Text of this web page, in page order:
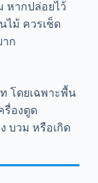
หากปล่อยไว้
ไม้ ควรเช็ด
าก
โดยเฉพาะพื้น
รื่องดูด
บวม หรือเกิด